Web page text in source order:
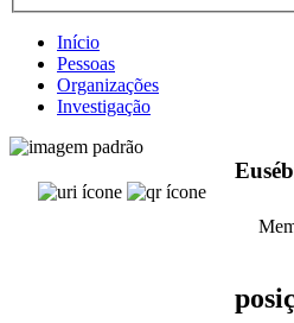
Início
Pessoas
Organizações
Investigação